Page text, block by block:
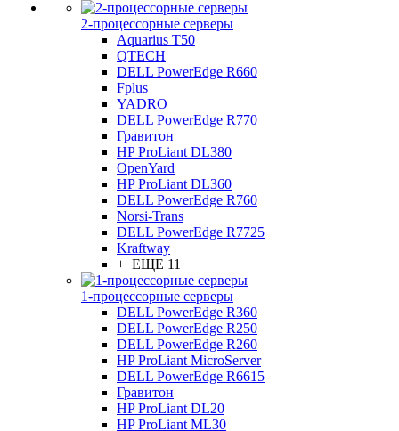
2-процессорные серверы
Aquarius T50
QTECH
DELL PowerEdge R660
Fplus
YADRO
DELL PowerEdge R770
Гравитон
HP ProLiant DL380
OpenYard
HP ProLiant DL360
DELL PowerEdge R760
Norsi-Trans
DELL PowerEdge R7725
Kraftway
+ ЕЩЕ 11
1-процессорные серверы
DELL PowerEdge R360
DELL PowerEdge R250
DELL PowerEdge R260
HP ProLiant MicroServer
DELL PowerEdge R6615
Гравитон
HP ProLiant DL20
HP ProLiant ML30